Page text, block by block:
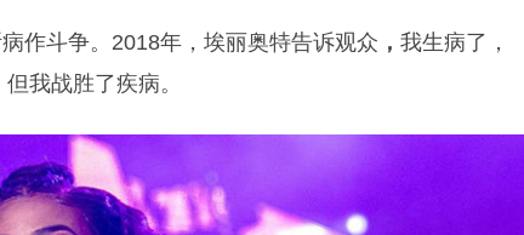
作斗争。2018年，埃丽奥特告诉观众 ， 我生病了，
我战胜了疾病。